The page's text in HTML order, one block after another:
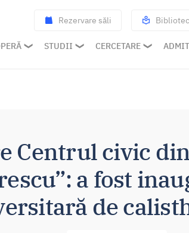
Rezervare săli
STUDII CERCETARE
Centrul civic
a fost
de